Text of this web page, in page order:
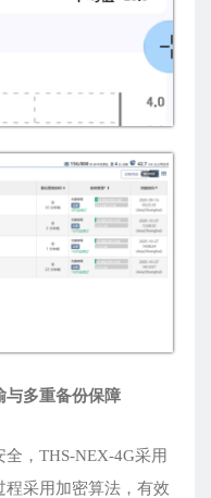
与多重备份保障
，THS-NEX-4G采用
采用加密算法，有效